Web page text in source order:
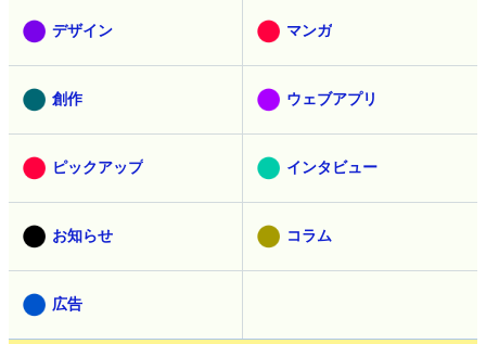
デザイン マンガ
創作 ウェブアプリ
ピックアップ インタビュー
お知らせ コラム
広告